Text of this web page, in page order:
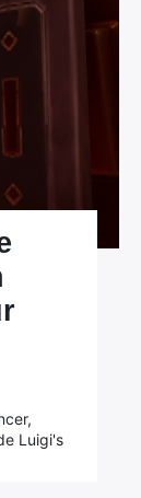
Luigi's